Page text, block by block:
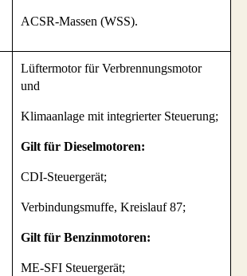
ACSR-Massen (WSS).
Lüftermotor für Verbrennungsmotor
und
Klimaanlage mit integrierter Steuerung;
Gilt für Dieselmotoren:
CDI-Steuergerät;
Verbindungsmuffe, Kreislauf 87;
Gilt für Benzinmotoren:
ME-SFI Steuergerät;